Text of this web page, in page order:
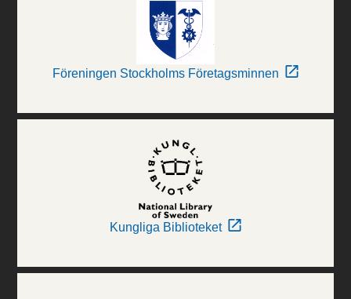
Föreningen Stockholms Företagsminnen
Kungliga Biblioteket